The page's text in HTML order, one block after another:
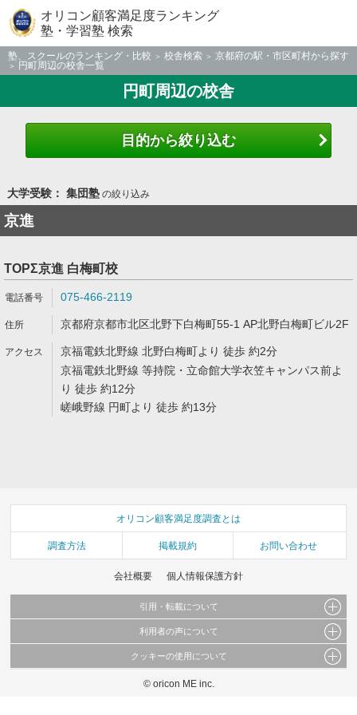
オリコン顧客満足度ランキング
塾・学習塾 検索
塾、スクールのランキング・比較 校舎検索
京都府の駅・市区町村から探す
円町周辺の校舎一覧
円町周辺の校舎
目的から絞り込む
大学受験： 集団塾の絞り込み
京進
TOPΣ京進 白梅町校
075-466-2119
京都府京都市北区北野下白梅町55-1 AP北野白梅町ビル2F
京福電鉄北野線 北野白梅町より 徒歩 約2分
京福電鉄北野線 等持院・立命館大学衣笠キャンパス前よ
り 徒歩 約12分
嵯峨野線 円町より 徒歩 約13分
オリコン顧客満足度調査とは
調査方法 掲載規約 お問い合わせ
会社概要 個人情報保護方針
引用・転載について
当サイトで公開されている情報（文字、写真、イラスト、画像データ等）及びこれらの配
これらの情報を権利者の許可なく無断転載・複製などの二次利用を行うことは固く禁じて
利用者の声について
当サイトに掲載している内容はすべてサービスの利用者が提出された見解・感想です。
弊社の見解・ 意見ではないことをご理解いただいた上でご覧ください。
クッキーの使用について
このサイトでは Cookie を使用して、ユーザーに合わせたコンテンツや広告の表示、ソー
© oricon ME inc.